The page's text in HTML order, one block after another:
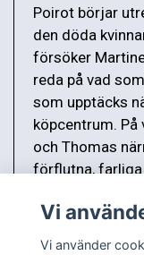
Poirot börjar
den döda
försöker
reda på vad
som upptäcks
köpcentrum.
och Thomas
förflutna,
Vi
Vi använder